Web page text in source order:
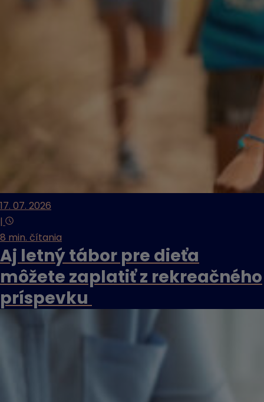
17. 07. 2026
|
8 min. čítania
Aj letný tábor pre dieťa
môžete zaplatiť z rekreačného
príspevku